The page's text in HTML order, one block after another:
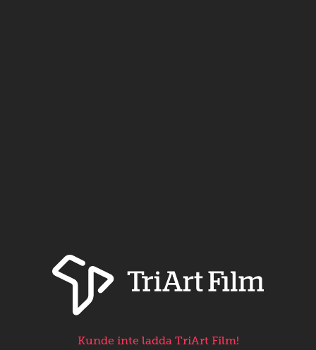
Kunde inte ladda TriArt Film!